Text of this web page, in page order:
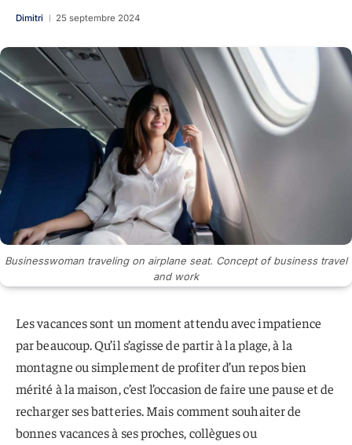
Dimitri 25 septembre 2024
Businesswoman traveling on airplane seat. Concept of business travel
and work
Les vacances sont un moment attendu avec impatience
par beaucoup. Qu’il s’agisse de partir à la plage, à la
montagne ou simplement de profiter d’un repos bien
mérité à la maison, c’est l’occasion de faire une pause et de
recharger ses batteries. Mais comment souhaiter de
bonnes vacances à ses proches, collègues ou